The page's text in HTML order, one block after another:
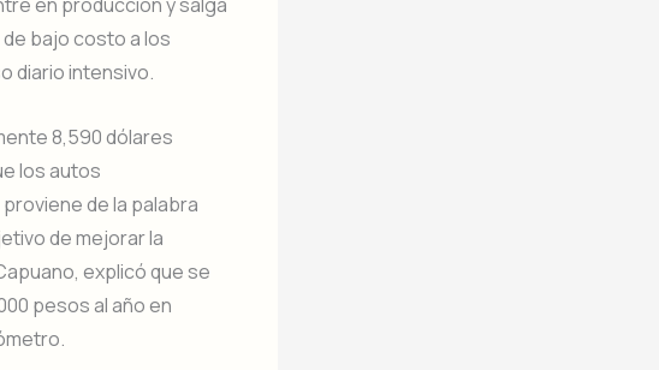
en producción y salga
de bajo costo a los
diario intensivo.
8,590 dólares
los autos
de la palabra
de mejorar la
explicó que se
pesos al año en